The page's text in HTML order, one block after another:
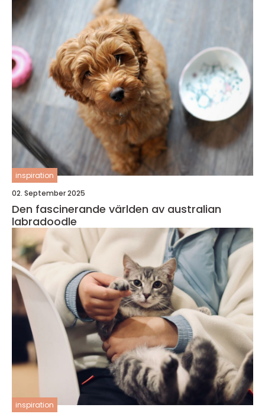
inspiration
02. September 2025
Den fascinerande världen av australian
labradoodle
inspiration